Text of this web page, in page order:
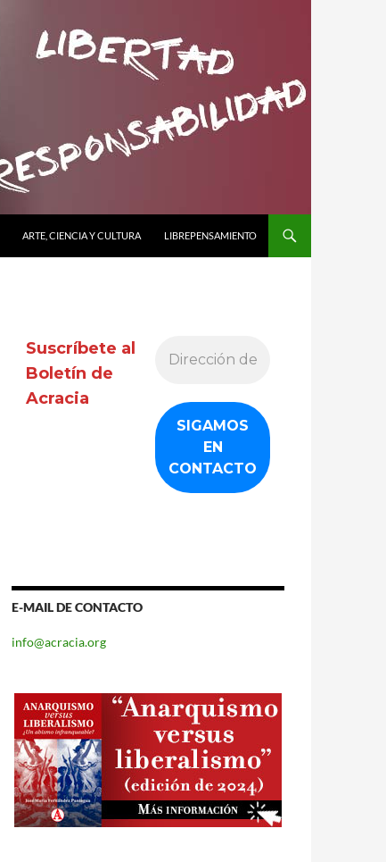
ARTE, CIENCIA Y CULTURA LIBREPENSAMIENTO
Suscríbete al
Boletín de
Acracia
E-MAIL DE CONTACTO
info@acracia.org